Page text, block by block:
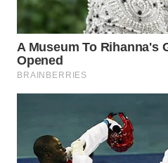
TENGAH
WN DELI
WN
TEBING